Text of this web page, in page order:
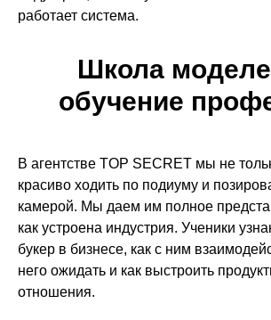
работает система.
Школа
обучение
В агентстве TOP SECRET мы не
красиво ходить по подиуму и
камерой. Мы даем им полное
как устроена индустрия. Ученики
букер в бизнесе, как с ним
него ожидать и как выстроить
отношения.